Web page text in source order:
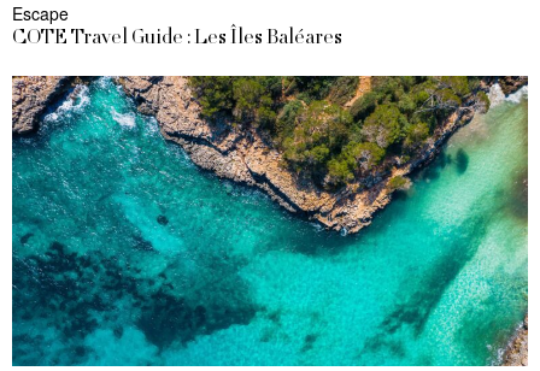
Escape
COTE Travel Guide : Les Îles Baléares